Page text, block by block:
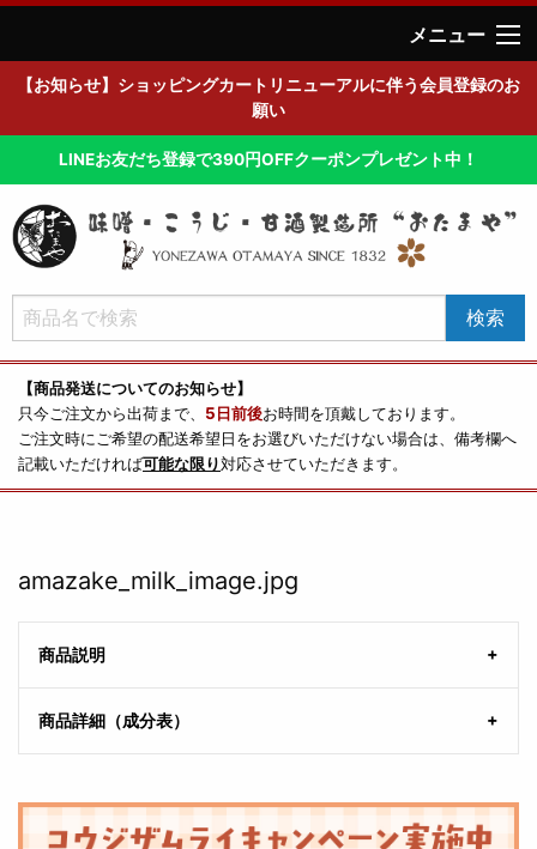
メニュー
【お知らせ】ショッピングカートリニューアルに伴う会員登録のお
願い
LINEお友だち登録で390円OFFクーポンプレゼント中！
【商品発送についてのお知らせ】
只今ご注文から出荷まで、 5日前後お時間を頂戴しております。
ご注文時にご希望の配送希望日をお選びいただけない場合は、備考欄へ
記載いただければ可能な限り対応させていただきます。
amazake_milk_image.jpg
商品説明
商品詳細（成分表）